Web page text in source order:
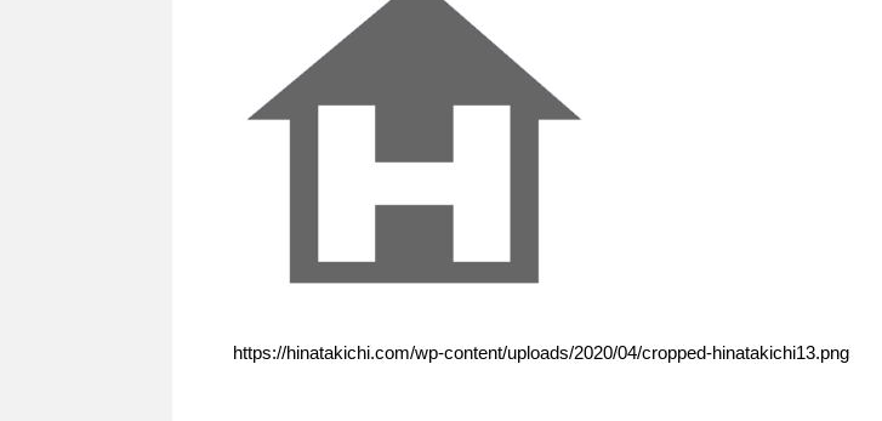
https://hinatakichi.com/wp-content/uploads/2020/04/cropped-hinatakichi13.png